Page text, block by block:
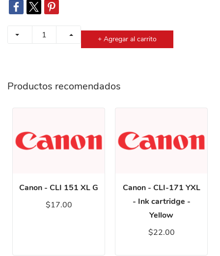
+ Agregar al carrito
Productos recomendados
Canon - CLI 151 XL G
$17.00
Canon - CLI-171 YXL
- Ink cartridge -
Yellow
$22.00